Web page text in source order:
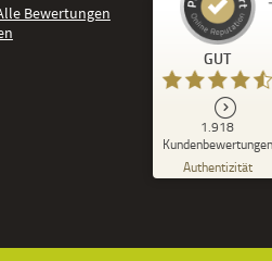
GUT
1.918
Kundenbewertungen
Authentizität
Kundenbewertungen und Erfahrungen zu
DeLSt - Deutsches eLearning Studieninstitut
92
%
Empfehlungen auf
ProvenExpert.com